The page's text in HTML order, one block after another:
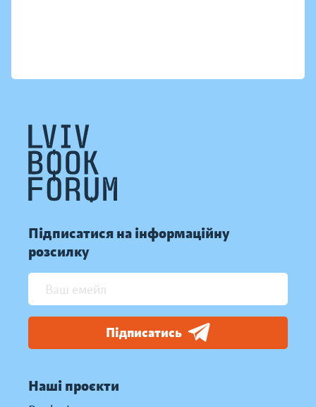
Підписатися на інформаційну
розсилку
Підписатись
Наші проєкти